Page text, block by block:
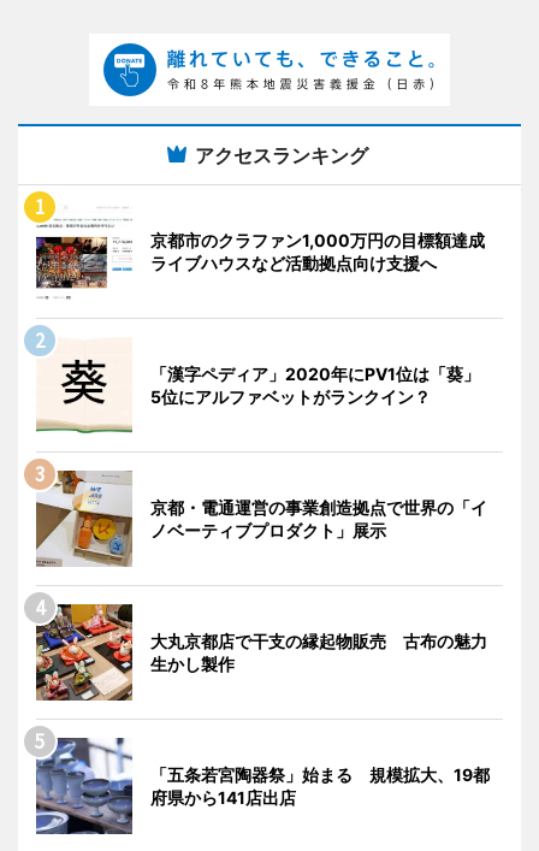
アクセスランキング
京都市のクラファン1,000万円の目標額達成
ライブハウスなど活動拠点向け支援へ
「漢字ペディア」2020年にPV1位は「葵」
5位にアルファベットがランクイン？
京都・電通運営の事業創造拠点で世界の「イ
ノベーティブプロダクト」展示
大丸京都店で干支の縁起物販売 古布の魅力
生かし製作
「五条若宮陶器祭」始まる 規模拡大、19都
府県から141店出店